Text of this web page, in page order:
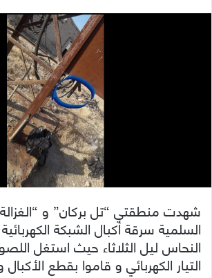
شهدت منطقتي “تل بركان” و
السلمية سرقة أكبال الشبكة
النحاس ليل الثلاثاء حيث استغل
التيار الكهربائي و قاموا بقطع